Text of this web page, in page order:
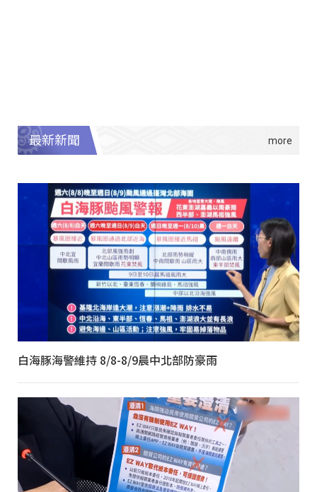
最新新聞
白海豚海警維持 8/8-8/9晨中北部防豪雨